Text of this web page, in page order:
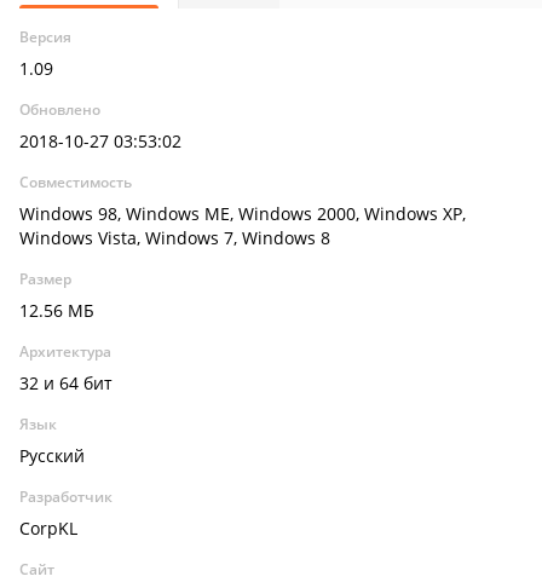
Версия
1.09
Обновлено
2018-10-27 03:53:02
Совместимость
Windows 98, Windows ME, Windows 2000, Windows XP,
Windows Vista, Windows 7, Windows 8
Размер
12.56 МБ
Архитектура
32 и 64 бит
Язык
Русский
Разработчик
CorpKL
Сайт